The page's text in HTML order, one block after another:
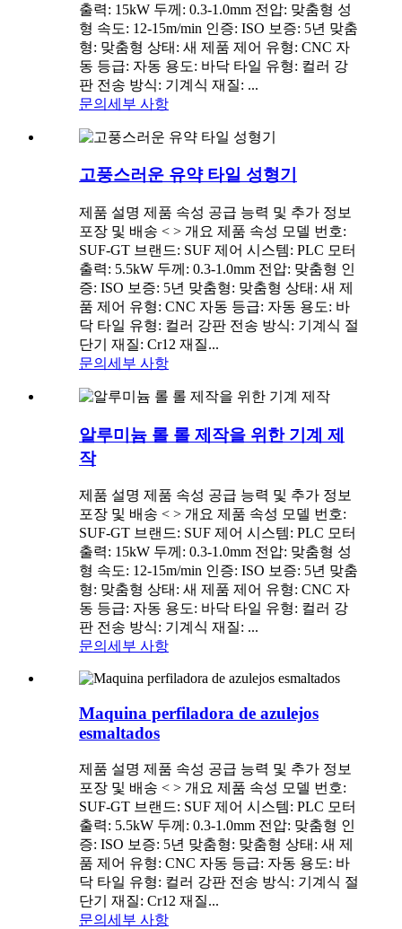
출력: 15kW 두께: 0.3-1.0mm 전압: 맞춤형 성
형 속도: 12-15m/min 인증: ISO 보증: 5년 맞춤
형: 맞춤형 상태: 새 제품 제어 유형: CNC 자
동 등급: 자동 용도: 바닥 타일 유형: 컬러 강
판 전송 방식: 기계식 재질: ...
문의 세부 사항
고풍스러운 유약 타일 성형기
제품 설명 제품 속성 공급 능력 및 추가 정보
포장 및 배송 < > 개요 제품 속성 모델 번호:
SUF-GT 브랜드: SUF 제어 시스템: PLC 모터
출력: 5.5kW 두께: 0.3-1.0mm 전압: 맞춤형 인
증: ISO 보증: 5년 맞춤형: 맞춤형 상태: 새 제
품 제어 유형: CNC 자동 등급: 자동 용도: 바
닥 타일 유형: 컬러 강판 전송 방식: 기계식 절
단기 재질: Cr12 재질...
문의 세부 사항
알루미늄 롤 롤 제작을 위한 기계 제
작
제품 설명 제품 속성 공급 능력 및 추가 정보
포장 및 배송 < > 개요 제품 속성 모델 번호:
SUF-GT 브랜드: SUF 제어 시스템: PLC 모터
출력: 15kW 두께: 0.3-1.0mm 전압: 맞춤형 성
형 속도: 12-15m/min 인증: ISO 보증: 5년 맞춤
형: 맞춤형 상태: 새 제품 제어 유형: CNC 자
동 등급: 자동 용도: 바닥 타일 유형: 컬러 강
판 전송 방식: 기계식 재질: ...
문의 세부 사항
Maquina perfiladora de azulejos
esmaltados
제품 설명 제품 속성 공급 능력 및 추가 정보
포장 및 배송 < > 개요 제품 속성 모델 번호:
SUF-GT 브랜드: SUF 제어 시스템: PLC 모터
출력: 5.5kW 두께: 0.3-1.0mm 전압: 맞춤형 인
증: ISO 보증: 5년 맞춤형: 맞춤형 상태: 새 제
품 제어 유형: CNC 자동 등급: 자동 용도: 바
닥 타일 유형: 컬러 강판 전송 방식: 기계식 절
단기 재질: Cr12 재질...
문의 세부 사항